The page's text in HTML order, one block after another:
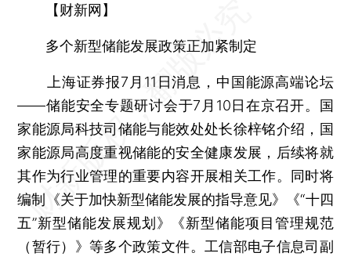
【财新网】
多个新型储能发展政策正加紧制定
上海证券报7月11日消息，中国能源高端论坛
——储能安全专题研讨会于7月10日在京召开。国
家能源局科技司储能与能效处处长徐梓铭介绍，国
家能源局高度重视储能的安全健康发展，后续将就
其作为行业管理的重要内容开展相关工作。同时将
编制《关于加快新型储能发展的指导意见》《“十四
五”新型储能发展规划》《新型储能项目管理规范
（暂行）》等多个政策文件。工信部电子信息司副